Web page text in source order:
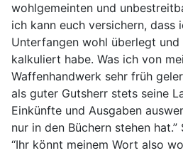
wohlgemeinten und
ich kann euch versichern, dass
Unterfangen wohl überlegt und
kalkuliert habe. Was ich von
Waffenhandwerk sehr früh
als guter Gutsherr stets seine
Einkünfte und Ausgaben
nur in den Büchern stehen
“Ihr könnt meinem Wort also